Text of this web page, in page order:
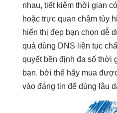
nhau, tiết kiệm thời gian
hoặc trực quan chậm tùy
hiển thị đẹp bạn chọn dễ
quả dùng DNS liên tục
quyết bền định đa số thời
bạn. bởi thế hãy mua
vào đáng tin để dùng lâu